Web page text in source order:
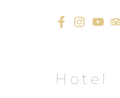
Hotel